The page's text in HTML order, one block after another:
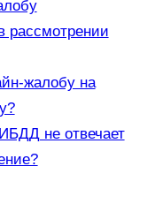
рассмотрении
жалобу на
не отвечает